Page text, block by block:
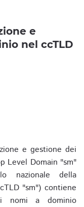
e
nel ccTLD
e gestione dei
Level Domain "sm"
nazionale della
"sm") contiene
nomi a dominio